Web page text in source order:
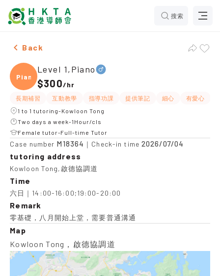
搜索
Male Level 1,Piano，Kowloon Tong Tuition
Back
Piano
Level 1,Piano
$300/hr
長期補習 互動教學 指導功課 提供筆記 細心 有愛心
1 to 1 tutoring-Kowloon Tong
Two days a week-1Hour/cls
Female tutor-Full-time Tutor
Case number M18364 ｜Check-in time 2026/07/04
tutoring address
Kowloon Tong,啟德協調道
Time
六日｜14:00-16:00;19:00-20:00
Remark
零基礎，八月開始上堂，需要普通溝通
Map
Kowloon Tong，啟德協調道